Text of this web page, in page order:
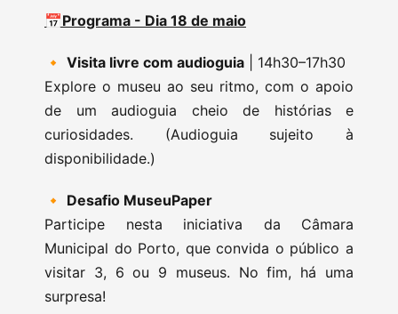
📅Programa - Dia 18 de maio
🔸 Visita livre com audioguia | 14h30–17h30
Explore o museu ao seu ritmo, com o apoio
de um audioguia cheio de histórias e
curiosidades. (Audioguia sujeito à
disponibilidade.)
🔸 Desafio MuseuPaper
Participe nesta iniciativa da Câmara
Municipal do Porto, que convida o público a
visitar 3, 6 ou 9 museus. No fim, há uma
surpresa!